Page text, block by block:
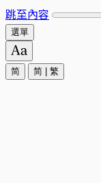
跳至內容
選單
简 简 繁